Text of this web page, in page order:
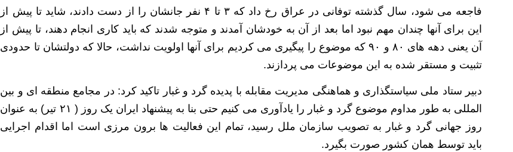
فاجعه می شود، سال گذشته توفانی در عراق رخ داد که ۳ تا ۴ نفر جانشان را از دست دادند، شاید تا پیش از
این برای آنها چندان مهم نبود اما بعد از آن به خودشان آمدند و متوجه شدند که باید کاری انجام دهند، تا پیش از
آن یعنی دهه های ۸۰ و ۹۰ که موضوع را پیگیری می کردیم برای آنها اولویت نداشت، حالا که دولتشان تا حدودی
تثبیت و مستقر شده به این موضوعات می پردازند.
دبیر ستاد ملی ‌سیاستگذاری و هماهنگی ‌مدیریت‌ مقابله با پدیده گرد و غبار تاکید کرد: در مجامع منطقه ای و بین
المللی به طور مداوم موضوع گرد و غبار را یادآوری می کنیم حتی بنا به پیشنهاد ایران یک روز ( ۲۱ تیر) به عنوان
روز جهانی گرد و غبار به تصویب سازمان ملل رسید، تمام این فعالیت ها برون مرزی است اما اقدام اجرایی
باید توسط همان کشور صورت بگیرد.